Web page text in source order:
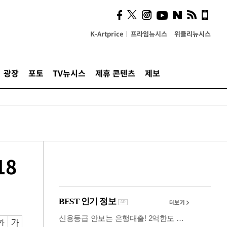
K-Artprice 프라임뉴시스 위클리뉴시스
광장 포토 TV뉴시스 제휴 콘텐츠 제보
사이 해답 찾았죠"…알을
깨고 나온 '초자아'